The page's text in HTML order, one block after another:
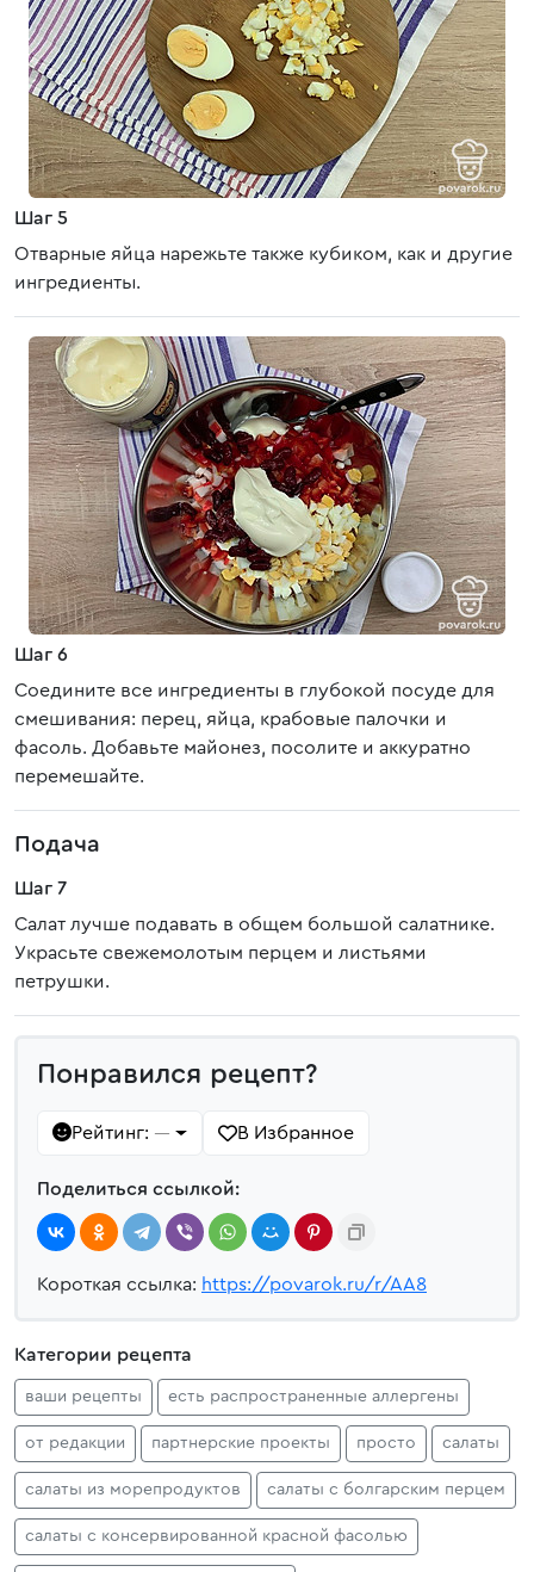
Шаг 5
Отварные яйца нарежьте также кубиком, как и другие
ингредиенты.
Шаг 6
Соедините все ингредиенты в глубокой посуде для
смешивания: перец, яйца, крабовые палочки и
фасоль. Добавьте майонез, посолите и аккуратно
перемешайте.
Подача
Шаг 7
Салат лучше подавать в общем большой салатнике.
Украсьте свежемолотым перцем и листьями
петрушки.
Понравился рецепт?
Рейтинг: — В Избранное
Поделиться ссылкой:
Короткая ссылка: https://povarok.ru/r/AA8
Категории рецепта
ваши рецепты есть распространенные аллергены
от редакции партнерские проекты просто салаты
салаты из морепродуктов салаты с болгарским перцем
салаты с консервированной красной фасолью